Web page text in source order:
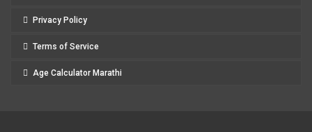
Privacy Policy
Terms of Service
Age Calculator Marathi